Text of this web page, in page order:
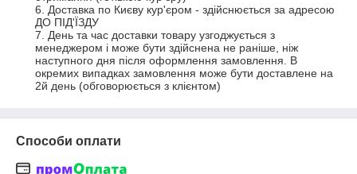
6. Доставка по Києву кур'єром - здійснюється за адресою
ДО ПІД'ЇЗДУ
7. День та час доставки товару узгоджується з
менеджером і може бути здійснена не раніше, ніж
наступного дня після оформлення замовлення. В
окремих випадках замовлення може бути доставлене на
2й день (обговорюється з клієнтом)
Способи оплати